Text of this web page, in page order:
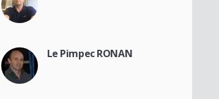
Le Pimpec RONAN